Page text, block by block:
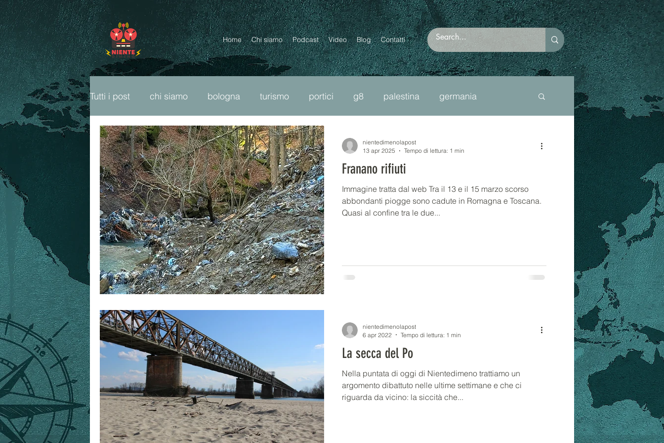
Home Chi siamo Podcast Video Blog Contatti
Tutti i post chi siamo bologna turismo portici g8 palestina germania
freeparty fumetti cancel culture moltopiùdizan
cop26 ambiente libro cnr plastica precarietà migranti
sport popolare radio passante di mezzo lavoro scuola ourtwocents
foibe storia
Franano rifiuti
Immagine tratta dal web Tra il 13 e il 15 marzo scorso
abbondanti piogge sono cadute in Romagna e Toscana.
Quasi al confine tra le due...
nientedimenolapost
13 apr 2025
Tempo di lettura: 1 min
La secca del Po
Nella puntata di oggi di Nientedimeno trattiamo un
argomento dibattuto nelle ultime settimane e che ci
riguarda da vicino: la siccità che...
nientedimenolapost
6 apr 2022
Tempo di lettura: 1 min